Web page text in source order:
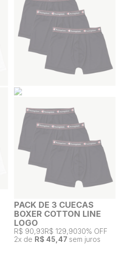
PACK DE 3 CUECAS
BOXER COTTON LINE
LOGO
R$ 90,93R$ 129,9030% OFF
2x de R$ 45,47 sem juros